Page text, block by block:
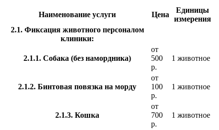
Наименование услуги Цена
Единицы
измерения
2.1. Фиксация животного персоналом
клиники:
2.1.1. Собака (без намордника)
от
500
р.
1 животное
2.1.2. Бинтовая повязка на морду
от
100
р.
1 животное
2.1.3. Кошка
от
700
р.
1 животное